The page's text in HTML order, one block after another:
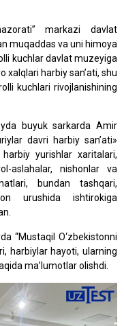
markazi davlat
muqaddas va uni himoya
kuchlar davlat muzeyiga
xalqlari harbiy san’ati, shu
kuchlari rivojlanishining
buyuk sarkarda Amir
davri harbiy san’ati»
yurishlar xaritalari,
aslahalar, nishonlar va
bundan tashqari,
urushida ishtirokiga
“Mustaqil O‘zbekistonni
harbiylar hayoti, ularning
ma’lumotlar olishdi.